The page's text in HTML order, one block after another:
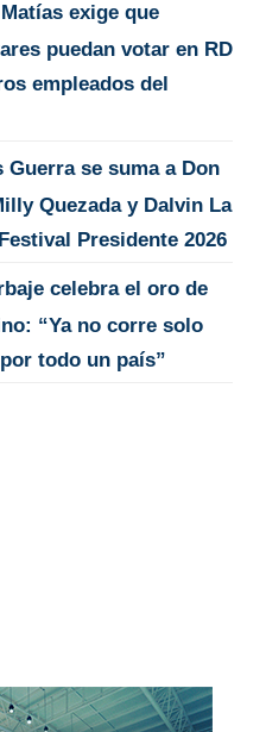
exige que
puedan votar en RD
empleados del
Guerra se suma a Don
Quezada y Dalvin La
Presidente 2026
celebra el oro de
“Ya no corre solo
todo un país”